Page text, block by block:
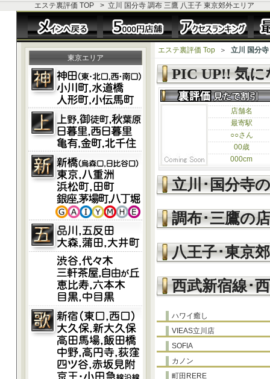
エステ裏評価 TOP > 立川 国分寺 調布 三鷹 八王子 東京郊外エリア
東京エリア
エステ裏評価 Top ＞ 立川 国分
PIC UP!! 気に
店舗名
最寄駅
○○さん
00歳
000cm
立川･国分寺
調布･三鷹の
八王子･東京
西武新宿線･
ハワイ癒し
VIEAS立川店
SOFIA
カノン
町田RERE